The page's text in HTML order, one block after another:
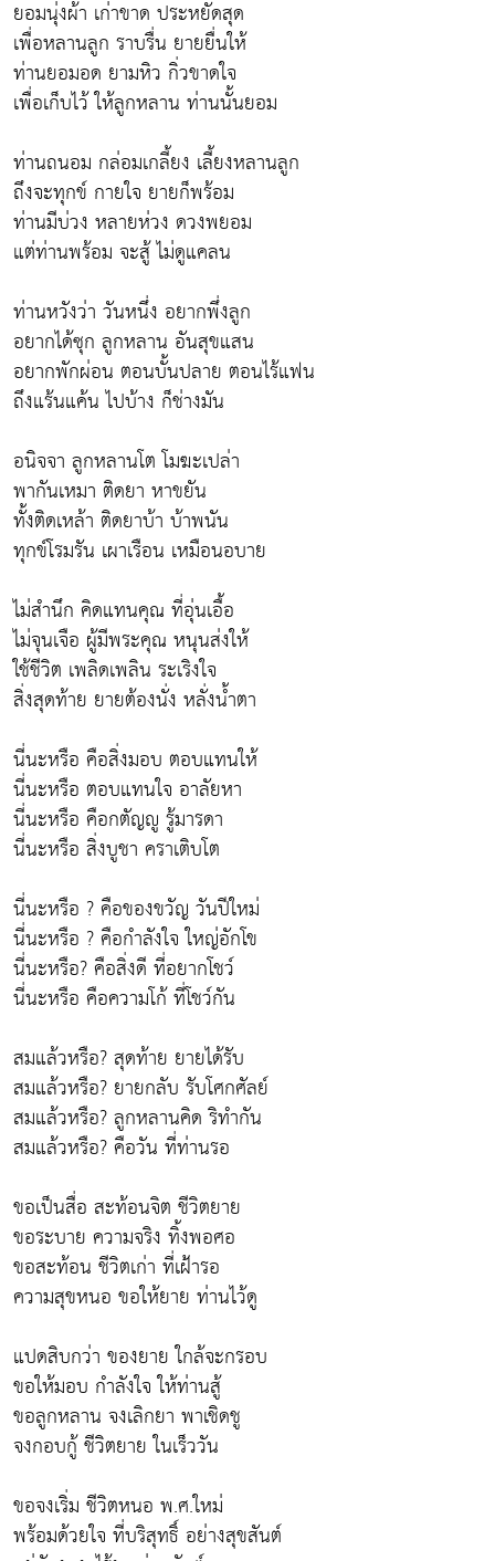
ยอมนุ่งผ้า เก่าขาด ประหยัดสุด
เพื่อหลานลูก ราบรื่น ยายยื่นให้
ท่านยอมอด ยามหิว กิ่วขาดใจ
เพื่อเก็บไว้ ให้ลูกหลาน ท่านนั้นยอม
ท่านถนอม กล่อมเกลี้ยง เลี้ยงหลานลูก
ถึงจะทุกข์ กายใจ ยายก็พร้อม
ท่านมีบ่วง หลายห่วง ดวงพยอม
แต่ท่านพร้อม จะสู้ ไม่ดูแคลน
ท่านหวังว่า วันหนึ่ง อยากพึ่งลูก
อยากได้ซุก ลูกหลาน อันสุขแสน
อยากพักผ่อน ตอนบั้นปลาย ตอนไร้แฟน
ถึงแร้นแค้น ไปบ้าง ก็ช่างมัน
อนิจจา ลูกหลานโต โมฆะเปล่า
พากันเหมา ติดยา หาขยัน
ทั้งติดเหล้า ติดยาบ้า บ้าพนัน
ทุกข์โรมรัน เผาเรือน เหมือนอบาย
ไม่สำนึก คิดแทนคุณ ที่อุ่นเอื้อ
ไม่จุนเจือ ผู้มีพระคุณ หนุนส่งให้
ใช้ชีวิต เพลิดเพลิน ระเริงใจ
สิ่งสุดท้าย ยายต้องนั่ง หลั่งน้ำตา
นี่นะหรือ คือสิ่งมอบ ตอบแทนให้
นี่นะหรือ ตอบแทนใจ อาลัยหา
นี่นะหรือ คือกตัญญู รู้มารดา
นี่นะหรือ สิ่งบูชา คราเติบโต
นี่นะหรือ ? คือของขวัญ วันปีใหม่
นี่นะหรือ ? คือกำลังใจ ใหญ่อักโข
นี่นะหรือ? คือสิ่งดี ที่อยากโชว์
นี่นะหรือ คือความโก้ ที่โชว์กัน
สมแล้วหรือ? สุดท้าย ยายได้รับ
สมแล้วหรือ? ยายกลับ รับโศกศัลย์
สมแล้วหรือ? ลูกหลานคิด ริทำกัน
สมแล้วหรือ? คือวัน ที่ท่านรอ
ขอเป็นสื่อ สะท้อนจิต ชีวิตยาย
ขอระบาย ความจริง ทิ้งพอศอ
ขอสะท้อน ชีวิตเก่า ที่เฝ้ารอ
ความสุขหนอ ขอให้ยาย ท่านไว้ดู
แปดสิบกว่า ของยาย ใกล้จะกรอบ
ขอให้มอบ กำลังใจ ให้ท่านสู้
ขอลูกหลาน จงเลิกยา พาเชิดชู
จงกอบกู้ ชีวิตยาย ในเร็ววัน
ขอจงเริ่ม ชีวิตหนอ พ.ศ.ใหม่
พร้อมด้วยใจ ที่บริสุทธิ์ อย่างสุขสันต์